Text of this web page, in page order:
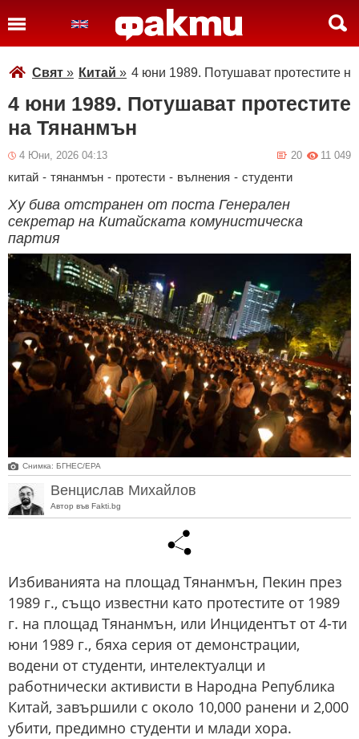
Свят » Китай » 4 юни 1989. Потушават протестите
4 юни 1989. Потушават протестите
на Тянанмън
4 Юни, 2026 04:13 11 049
20
китай - тянанмън - протести - вълнения - студенти
Ху бива отстранен от поста Генерален
секретар на Китайската комунистическа
партия
Снимка: БГНЕС/ЕРА
Венцислав Михайлов
Автор във Fakti.bg
Избиванията на площад Тянанмън, Пекин през
1989 г., също известни като протестите от 1989
г. на площад Тянанмън, или Инцидентът от 4-ти
юни 1989 г., бяха серия от демонстрации,
водени от студенти, интелектуалци и
работнически активисти в Народна Република
Китай, завършили с около 10,000 ранени и 2,000
убити, предимно студенти и млади хора.